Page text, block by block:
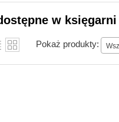
w
Pokaż produkty: